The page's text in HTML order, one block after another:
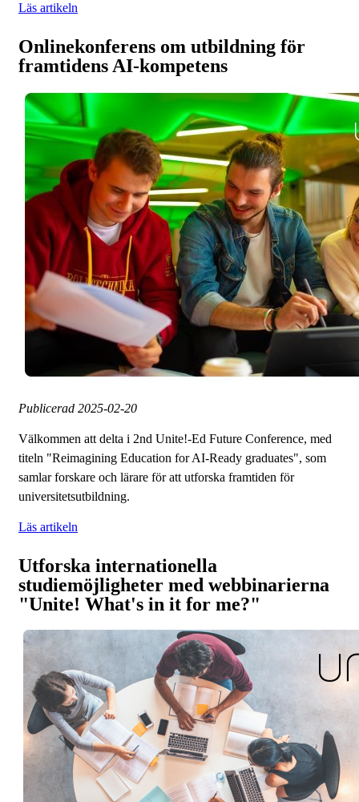
Läs artikeln
Onlinekonferens om utbildning för
framtidens AI-kompetens
Publicerad 2025-02-20
Välkommen att delta i 2nd Unite!-Ed Future Conference, med
titeln "Reimagining Education for AI-Ready graduates", som
samlar forskare och lärare för att utforska framtiden för
universitetsutbildning.
Läs artikeln
Utforska internationella
studiemöjligheter med webbinarierna
"Unite! What's in it for me?"